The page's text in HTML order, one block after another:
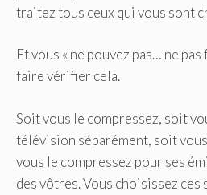
traitez tous ceux qui vous sont
Et vous « ne pouvez pas… ne
faire vérifier cela.
Soit vous le compressez, soit
télévision séparément, soit
vous le compressez pour ses
des vôtres. Vous choisissez ces